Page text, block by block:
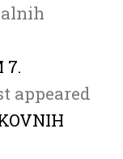
7.
appeared